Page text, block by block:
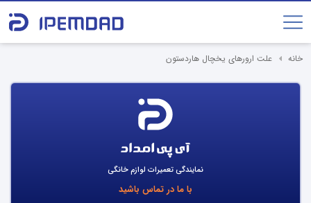
خانه علت ارورهای یخچال هاردستون
نمایندگی تعمیرات لوازم خانگی
با ما در تماس باشید